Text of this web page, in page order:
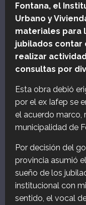
Fontana, el
Urbano y
materiales para
jubilados contar
realizar
consultas por
Esta obra debió
por el ex Iafep se
el acuerdo marco,
municipalidad de
Por decisión del
provincia asumió
sueño de los
institucional con
sentido, el vocal